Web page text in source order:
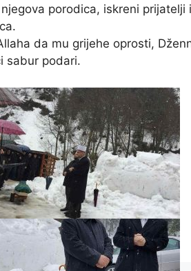
porodica, iskreni prijatelji
da mu grijehe oprosti,
sabur podari.